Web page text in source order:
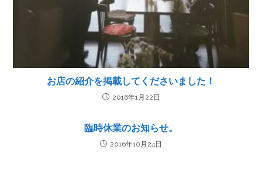
お店の紹介を掲載してくださいました！
2016年1月22日
臨時休業のお知らせ。
2016年10月24日